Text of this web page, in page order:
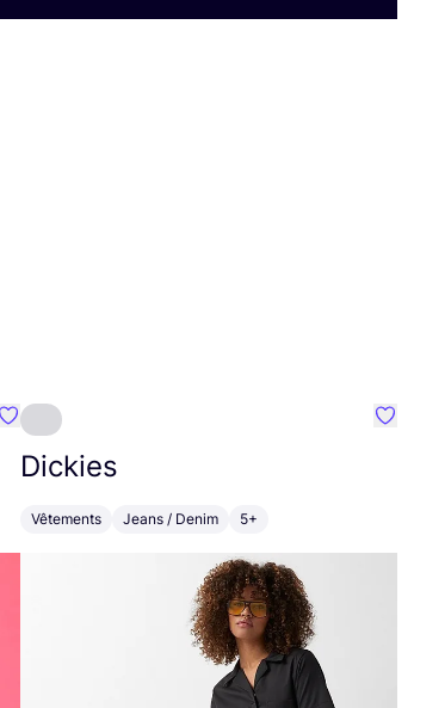
Préféré {nom}
Dickies
Vêtements Jeans / Denim 5+